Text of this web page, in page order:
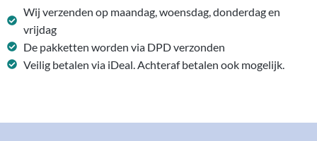
Wij verzenden op maandag, woensdag, donderdag en
vrijdag
De pakketten worden via DPD verzonden
Veilig betalen via iDeal. Achteraf betalen ook mogelijk.